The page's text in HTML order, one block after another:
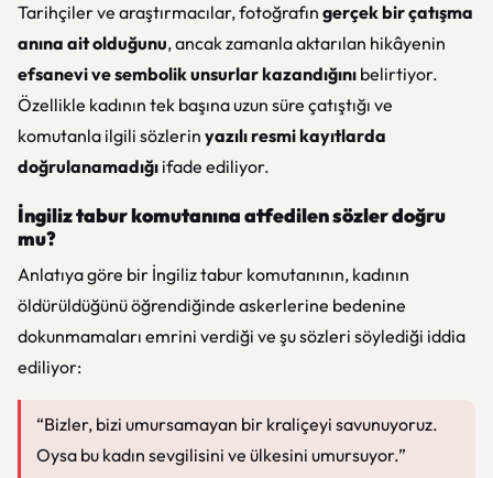
Tarihçiler ve araştırmacılar, fotoğrafın gerçek bir çatışma
anına ait olduğunu, ancak zamanla aktarılan hikâyenin
efsanevi ve sembolik unsurlar kazandığını belirtiyor.
Özellikle kadının tek başına uzun süre çatıştığı ve
komutanla ilgili sözlerin yazılı resmi kayıtlarda
doğrulanamadığı ifade ediliyor.
İngiliz tabur komutanına atfedilen sözler doğru
mu?
Anlatıya göre bir İngiliz tabur komutanının, kadının
öldürüldüğünü öğrendiğinde askerlerine bedenine
dokunmamaları emrini verdiği ve şu sözleri söylediği iddia
ediliyor:
“Bizler, bizi umursamayan bir kraliçeyi savunuyoruz.
Oysa bu kadın sevgilisini ve ülkesini umursuyor.”